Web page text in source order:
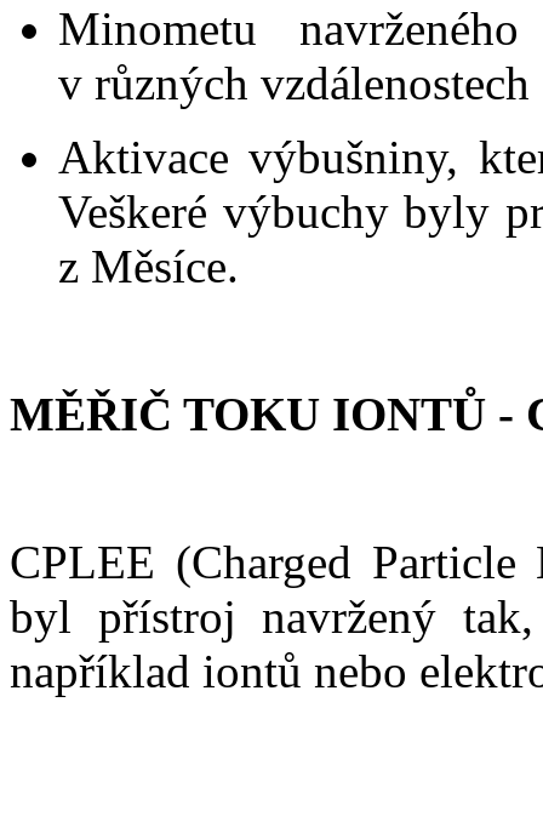
Minometu
v různých vzdálenostech
Aktivace výbušniny,
Veškeré výbuchy byly
z Měsíce.
MĚŘIČ TOKU IONTŮ -
CPLEE (Charged
byl přístroj navržený
například iontů nebo